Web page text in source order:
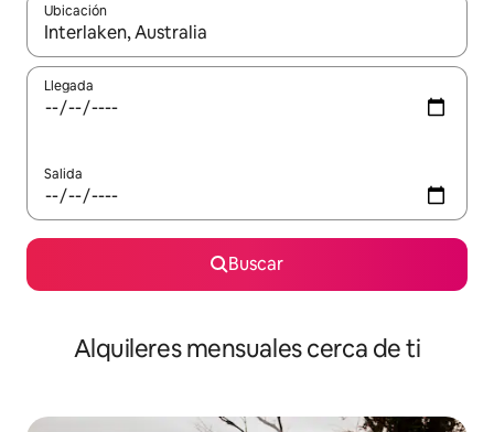
Ubicación
Cuando los resultados estén disponibles, navega con las
Llegada
Salida
Buscar
Alquileres mensuales cerca de ti